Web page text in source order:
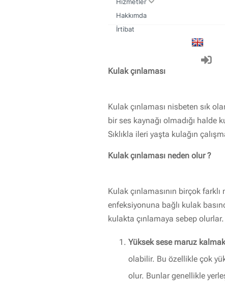
Hakkımda
İrtibat
Kulak çınlaması
Kulak çınlaması nisbeten sık
bir ses kaynağı olmadığı halde
Sıklıkla ileri yaşta kulağın
Kulak çınlaması neden olur ?
Kulak çınlamasının birçok
enfeksiyonuna bağlı kulak
kulakta çınlamaya sebep olurlar.
Yüksek sese maruz
olabilir. Bu özellikle çok
olur. Bunlar genellikle